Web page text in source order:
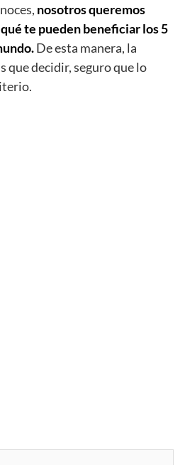
nosotros queremos
te pueden beneficiar los 5
De esta manera, la
que decidir, seguro que lo